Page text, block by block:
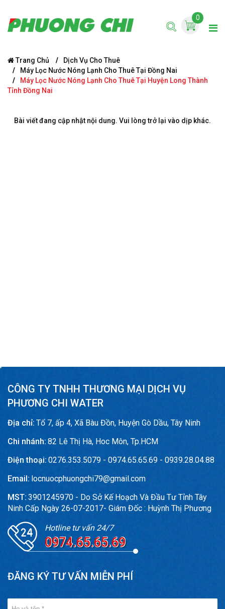
0
Trang Chủ
Dịch Vụ Cho Thuê
Máy Lọc Nước Nóng Lạnh Cho Thuê Tại Đồng Nai
Máy Lọc Nước Nóng Lạnh Cho Thuê Tại Huyện Long Thành
Tỉnh Đồng Nai
Bài viết đang cập nhật nội dung. Vui lòng trở lại vào dịp khác.
CÔNG TY TNHH THƯƠNG MẠI DỊCH VỤ
PHƯƠNG CHI WATER
Địa chỉ: Tổ 7, ấp 4, Xã Bàu Đồn, Huyện Gò Dầu, Tây Ninh
Chi nhánh: 82 Lê Thị Hà, Hoc Môn, Tp.HCM
Điện thoại: 0276.353.5079 - 0974.65.65.69 - 0939.28.04.88
Email: locnuocphuongchi79@gmail.com
MST: 3901245970 - Do Sở Kế Hoạch Và Đầu Tư Tỉnh Tây
Ninh Cấp Ngày 26-07-2017- Giám Đốc : Huỳnh Thị Phương
Hotline tư vấn 24/7
0974.65.65.69
ĐĂNG KÝ TƯ VẤN MIỄN PHÍ